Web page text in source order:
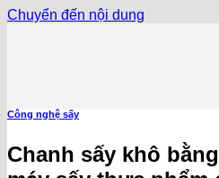
Chuyển đến nội dung
Công nghệ sấy
Chanh sấy khô